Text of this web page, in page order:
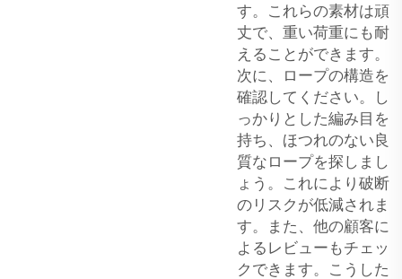
す。これらの素材は頑
丈で、重い荷重にも耐
えることができます。
次に、ロープの構造を
確認してください。し
っかりとした編み目を
持ち、ほつれのない良
質なロープを探しまし
ょう。これにより破断
のリスクが低減されま
す。また、他の顧客に
よるレビューもチェッ
クできます。こうした